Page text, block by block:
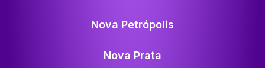
Nova Petrópolis
Nova Prata